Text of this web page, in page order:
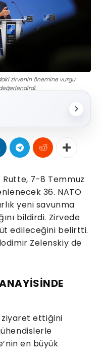
zirvenin önemine vurgu
Rutte, 7-8 Temmuz
36. NATO
yeni savunma
bildirdi. Zirvede
edileceğini belirtti.
Zelenskiy de
ziyaret ettiğini
en büyük